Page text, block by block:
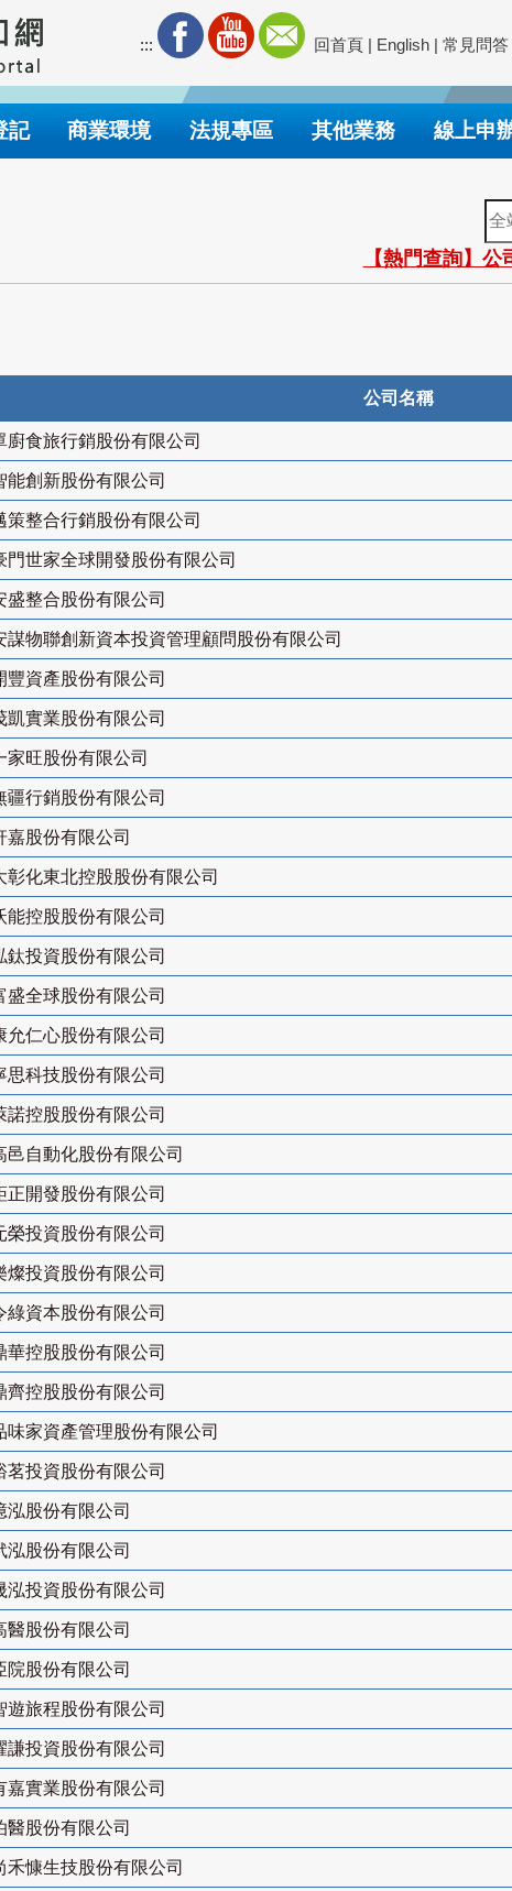
::: 回首頁 | English | 常見問答
記 商業環境 法規專區 其他業務 線上申
全
站
檢
索
【熱門查詢】
公司名稱
廚食旅行銷股份有限公司
能創新股份有限公司
策整合行銷股份有限公司
門世家全球開發股份有限公司
盛整合股份有限公司
謀物聯創新資本投資管理顧問股份有限公司
豐資產股份有限公司
凱實業股份有限公司
家旺股份有限公司
疆行銷股份有限公司
嘉股份有限公司
彰化東北控股股份有限公司
能控股股份有限公司
鈦投資股份有限公司
盛全球股份有限公司
允仁心股份有限公司
思科技股份有限公司
諾控股股份有限公司
邑自動化股份有限公司
正開發股份有限公司
榮投資股份有限公司
燦投資股份有限公司
綠資本股份有限公司
華控股股份有限公司
齊控股股份有限公司
味家資產管理股份有限公司
茗投資股份有限公司
泓股份有限公司
泓股份有限公司
泓投資股份有限公司
醫股份有限公司
院股份有限公司
遊旅程股份有限公司
謙投資股份有限公司
嘉實業股份有限公司
醫股份有限公司
禾慷生技股份有限公司